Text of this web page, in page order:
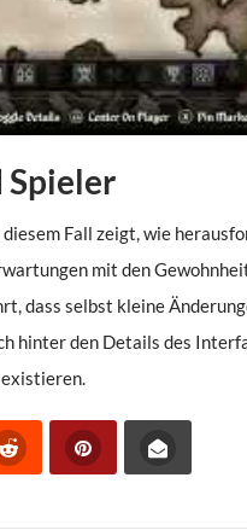
Spieler
Fall zeigt, wie
mit den
dass selbst kleine
hinter den Details des